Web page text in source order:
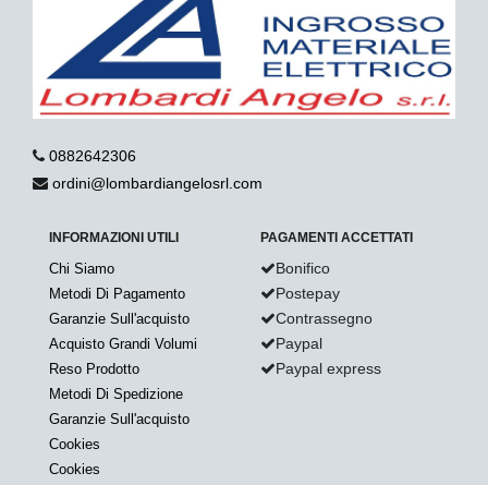
0882642306
ordini@lombardiangelosrl.com
INFORMAZIONI UTILI
Chi Siamo
Metodi Di Pagamento
Garanzie Sull'acquisto
Acquisto Grandi Volumi
Reso Prodotto
Metodi Di Spedizione
Garanzie Sull'acquisto
Cookies
Cookies
PAGAMENTI ACCETTATI
Bonifico
Postepay
Contrassegno
Paypal
Paypal express